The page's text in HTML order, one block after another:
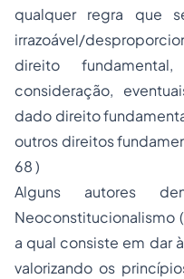
qualquer regra que
irrazoável/
direito
consideração,
dado direito
outros direitos
68 )
Alguns autores
Neoconstitucionalismo
a qual consiste em dar
valorizando os